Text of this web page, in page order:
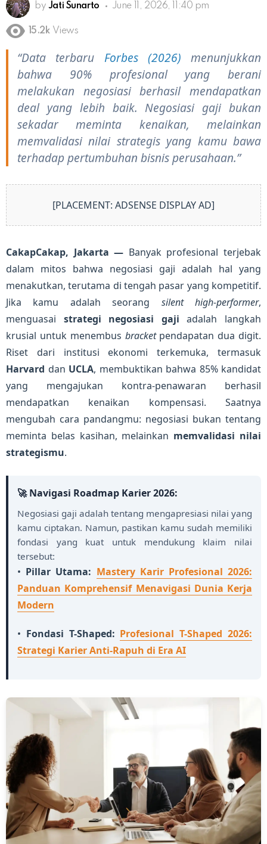
by Jati Sunarto June 11, 2026, 11:40 pm
15.2k Views
“Data terbaru Forbes (2026) menunjukkan
bahwa 90% profesional yang berani
melakukan negosiasi berhasil mendapatkan
deal yang lebih baik. Negosiasi gaji bukan
sekadar meminta kenaikan, melainkan
memvalidasi nilai strategis yang kamu bawa
terhadap pertumbuhan bisnis perusahaan.”
[PLACEMENT: ADSENSE DISPLAY AD]
CakapCakap, Jakarta — Banyak profesional terjebak
dalam mitos bahwa negosiasi gaji adalah hal yang
menakutkan, terutama di tengah pasar yang kompetitif.
Jika kamu adalah seorang silent high-performer,
menguasai strategi negosiasi gaji adalah langkah
krusial untuk menembus bracketpendapatan dua digit.
Riset dari institusi ekonomi terkemuka, termasuk
Harvard dan UCLA, membuktikan bahwa 85% kandidat
yang mengajukan kontra-penawaran berhasil
mendapatkan kenaikan kompensasi. Saatnya
mengubah cara pandangmu: negosiasi bukan tentang
meminta belas kasihan, melainkan memvalidasi nilai
strategismu.
🚀 Navigasi Roadmap Karier 2026:
Negosiasi gaji adalah tentang mengapresiasi nilai yang
kamu ciptakan. Namun, pastikan kamu sudah memiliki
fondasi yang kuat untuk mendukung klaim nilai
tersebut:
• Pillar Utama: Mastery Karir Profesional 2026:
Panduan Komprehensif Menavigasi Dunia Kerja
Modern
• Fondasi T-Shaped: Profesional T-Shaped 2026:
Strategi Karier Anti-Rapuh di Era AI